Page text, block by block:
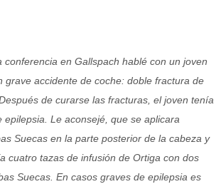
conferencia en Gallspach hablé con un joven
grave accidente de coche: doble fractura de
de curarse las fracturas, el joven tenía
epilepsia. Le aconsejé, que se aplicara
Suecas en la parte posterior de la cabeza y
cuatro tazas de infusión de Ortiga con dos
Suecas. En casos graves de epilepsia es